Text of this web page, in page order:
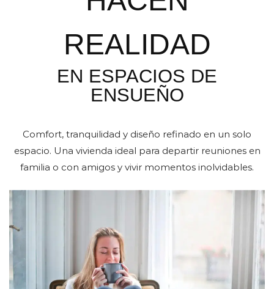
REALIDAD
EN ESPACIOS DE
ENSUEÑO
Comfort, tranquilidad y diseño refinado en un solo
espacio. Una vivienda ideal para departir reuniones en
familia o con amigos y vivir momentos inolvidables.